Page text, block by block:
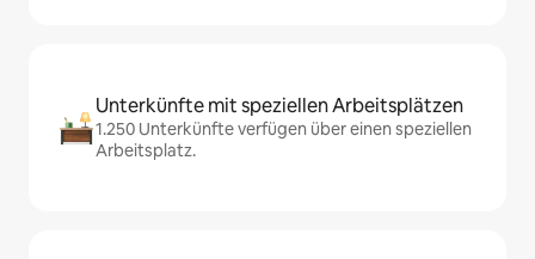
Unterkünfte mit speziellen Arbeitsplätzen
1.250 Unterkünfte verfügen über einen speziellen
Arbeitsplatz.